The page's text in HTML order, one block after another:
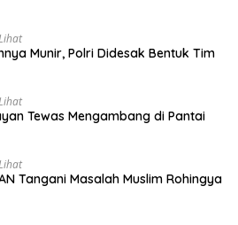
Munir, Polri Didesak Bentuk Tim
Tewas Mengambang di Pantai
Tangani Masalah Muslim Rohingya